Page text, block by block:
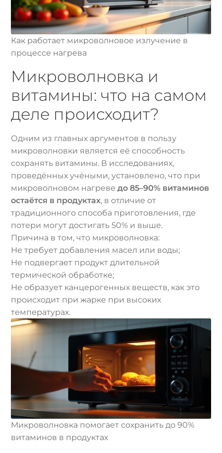
Как работает микроволновое излучение в
процессе нагрева
Микроволновка и
витамины: что на самом
деле происходит?
Одним из главных аргументов в пользу
микроволновки является её способность
сохранять витамины. В исследованиях,
проведённых учёными, установлено, что при
микроволновом нагреведо 85–90% витаминов
остаётся в продуктах, в отличие от
традиционного способа приготовления, где
потери могут достигать 50% и выше.
Причина в том, что микроволновка:
Не требует добавления масел или воды;
Не подвергает продукт длительной
термической обработке;
Не образует канцерогенных веществ, как это
происходит при жарке при высоких
температурах.
Микроволновка помогает сохранить до 90%
витаминов в продуктах